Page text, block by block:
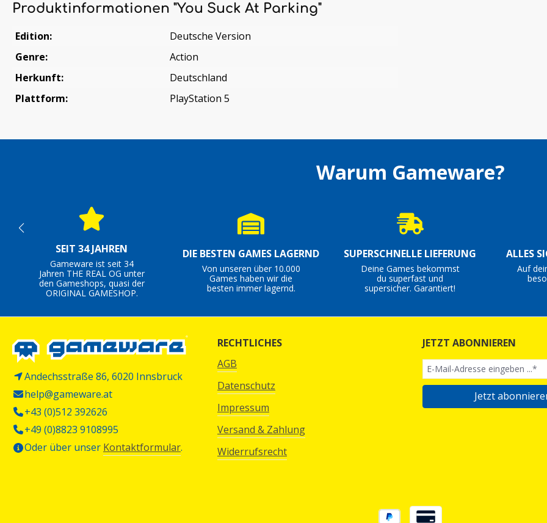
Produktinformationen "You Suck At Parking"
Edition:
Deutsche Version
Genre:
Action
Herkunft:
Deutschland
Plattform:
PlayStation 5
Warum Gameware?
SEIT 34 JAHREN
Gameware ist seit 34
Jahren THE REAL OG unter
den Gameshops, quasi der
ORIGINAL GAMESHOP.
DIE BESTEN GAMES LAGERND
Von unseren über 10.000
Games haben wir die
besten immer lagernd.
SUPERSCHNELLE LIEFERUNG
Deine Games bekommst
du superfast und
supersicher. Garantiert!
ALLES
Auf
Andechsstraße 86, 6020 Innsbruck
help@gameware.at
+43 (0)512 392626
+49 (0)8823 9108995
Oder über unser Kontaktformular.
RECHTLICHES
AGB
Datenschutz
Impressum
Versand & Zahlung
Widerrufsrecht
JETZT ABONNIEREN
Jetzt